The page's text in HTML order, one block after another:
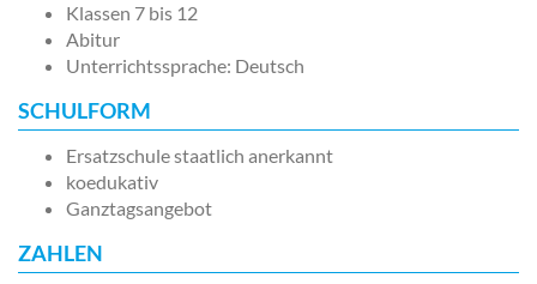
Klassen 7 bis 12
Abitur
Unterrichtssprache: Deutsch
SCHULFORM
Ersatzschule staatlich anerkannt
koedukativ
Ganztagsangebot
ZAHLEN